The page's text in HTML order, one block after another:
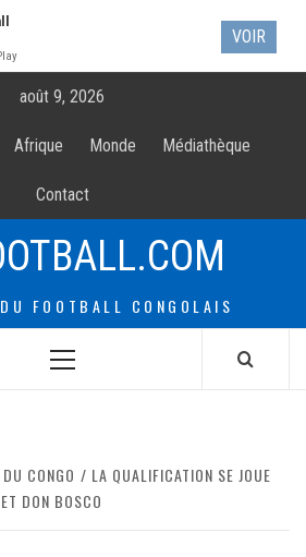
août 9, 2026
Afrique Monde Médiathèque
Contact
FOOTBALL CONGOLAIS
Menu
CONGO
LA QUALIFICATION SE JOUE
DON BOSCO
VOIR